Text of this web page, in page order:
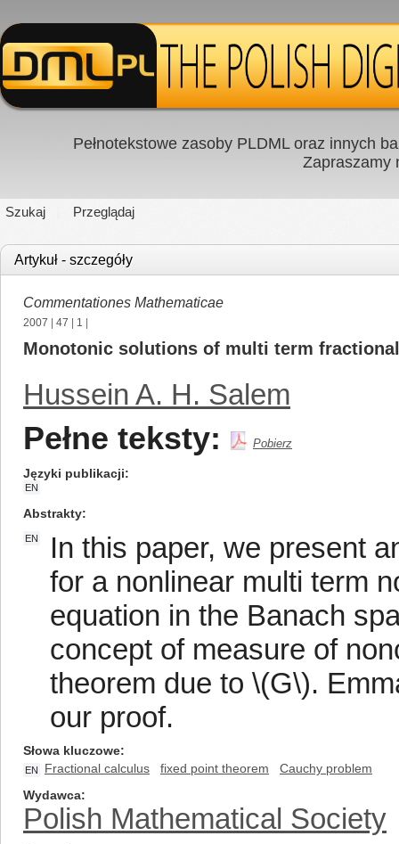
Pełnotekstowe zasoby PLDML oraz innych
Zapraszamy
Szukaj Przeglądaj
Artykuł - szczegóły
Commentationes Mathematicae
2007 47 1
Monotonic solutions of multi term
Hussein A. H. Salem
Pełne teksty: Pobierz
Języki publikacji
EN
Abstrakty
EN
In this paper, we present
for a nonlinear multi term
equation in the Banach
concept of measure of
theorem due to \(G\).
our proof.
Słowa kluczowe
EN Fractional calculus fixed point theorem
Cauchy problem
Wydawca
Polish Mathematical Society